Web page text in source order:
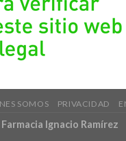
SOMOS PRIVACIDAD
Farmacia Ignacio Ramírez